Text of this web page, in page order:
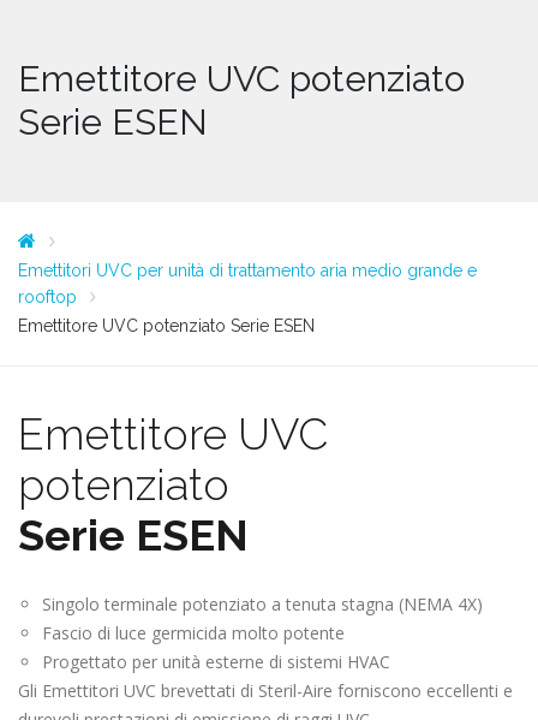
Emettitore UVC potenziato
Serie ESEN
Emettitori UVC per unità di trattamento aria medio grande e
rooftop
Emettitore UVC potenziato Serie ESEN
Emettitore UVC
potenziato
Serie ESEN
Singolo terminale potenziato a tenuta stagna (NEMA 4X)
Fascio di luce germicida molto potente
Progettato per unità esterne di sistemi HVAC
Gli Emettitori UVC brevettati di Steril-Aire forniscono eccellenti e